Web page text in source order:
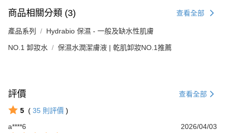
商品相關分類 (3) 查看全部
產品系列 Hydrabio 保濕 - 一般及缺水性肌膚
NO.1 卸妝水 保濕水潤潔膚液 | 乾肌卸妝NO.1推薦
評價 查看全部
5 ( 35 則評價 )
a****6
2026/04/03